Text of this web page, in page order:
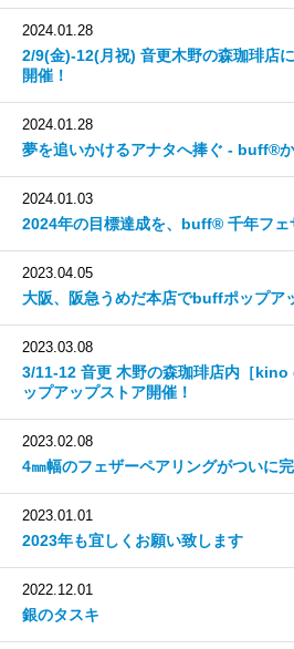
2024.01.28
2/9(金)-12(月祝) 音更木野の森珈琲店
開催！
2024.01.28
夢を追いかけるアナタへ捧ぐ - buff®
2024.01.03
2024年の目標達成を、buff® 千年フェ
2023.04.05
大阪、阪急うめだ本店でbuffポップア
2023.03.08
3/11-12 音更 木野の森珈琲店内［
ップアップストア開催！
2023.02.08
4㎜幅のフェザーペアリングがついに完
2023.01.01
2023年も宜しくお願い致します
2022.12.01
銀のタスキ